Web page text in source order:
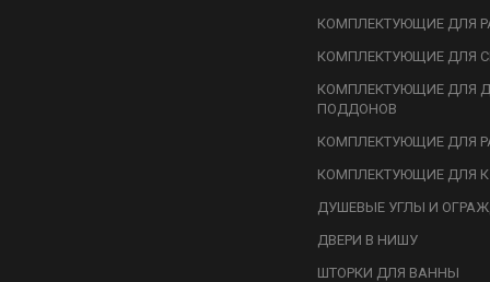
КОМПЛЕКТУЮЩИЕ ДЛЯ
КОМПЛЕКТУЮЩИЕ ДЛЯ
КОМПЛЕКТУЮЩИЕ ДЛЯ
ПОДДОНОВ
КОМПЛЕКТУЮЩИЕ ДЛЯ
КОМПЛЕКТУЮЩИЕ ДЛЯ
ДУШЕВЫЕ УГЛЫ И
ДВЕРИ В НИШУ
ШТОРКИ ДЛЯ ВАННЫ